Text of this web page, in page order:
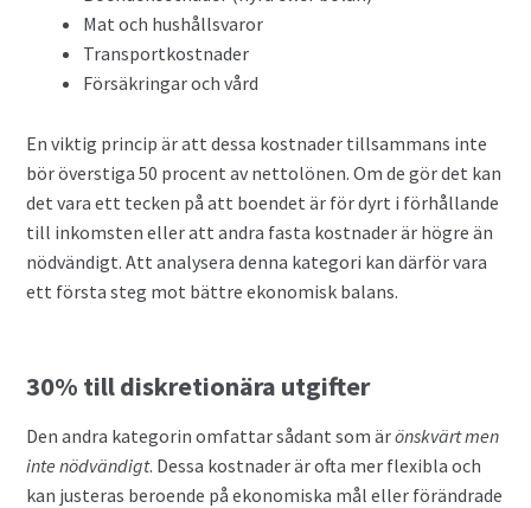
Mat och hushållsvaror
Transportkostnader
Försäkringar och vård
En viktig princip är att dessa kostnader tillsammans inte
bör överstiga 50 procent av nettolönen. Om de gör det kan
det vara ett tecken på att boendet är för dyrt i förhållande
till inkomsten eller att andra fasta kostnader är högre än
nödvändigt. Att analysera denna kategori kan därför vara
ett första steg mot bättre ekonomisk balans.
30% till diskretionära utgifter
Den andra kategorin omfattar sådant som ärönskvärt men
inte nödvändigt. Dessa kostnader är ofta mer flexibla och
kan justeras beroende på ekonomiska mål eller förändrade